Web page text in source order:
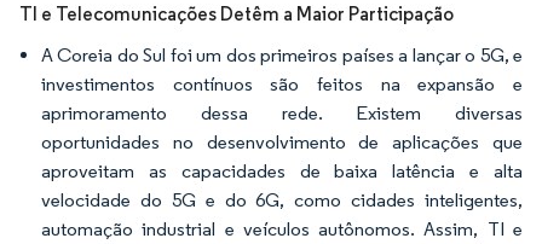
TI e Telecomunicações Detêm a Maior Participação
A Coreia do Sul foi um dos primeiros países a lançar o 5G, e
investimentos contínuos são feitos na expansão e
aprimoramento dessa rede. Existem diversas
oportunidades no desenvolvimento de aplicações que
aproveitam as capacidades de baixa latência e alta
velocidade do 5G e do 6G, como cidades inteligentes,
automação industrial e veículos autônomos. Assim, TI e